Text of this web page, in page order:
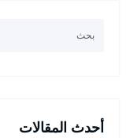
أحدث المقالات